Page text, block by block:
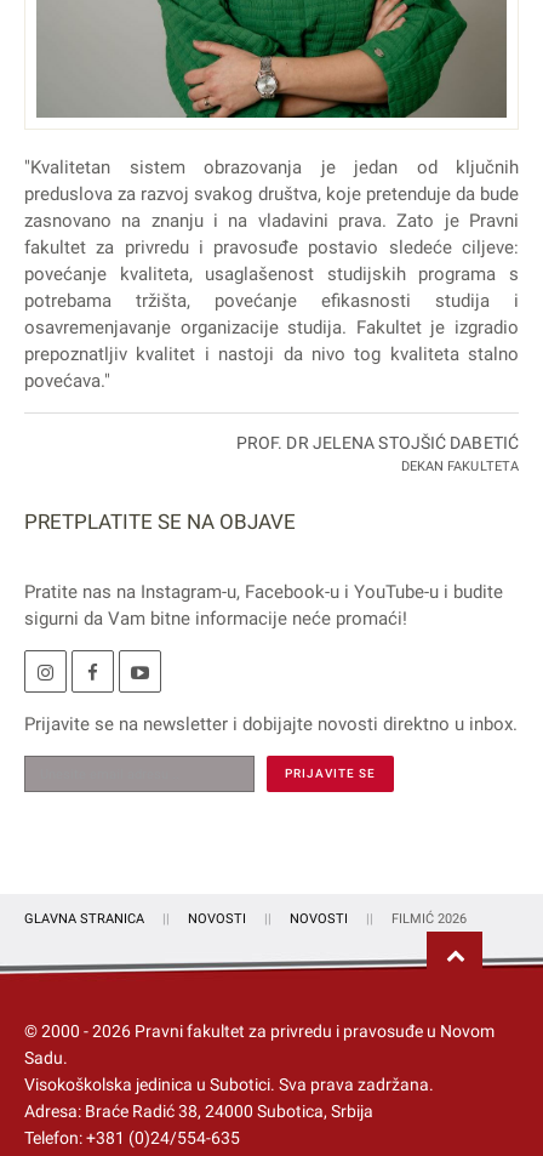
"Kvalitetan sistem obrazovanja je jedan od ključnih
preduslova za razvoj svakog društva, koje pretenduje da bude
zasnovano na znanju i na vladavini prava. Zato je Pravni
fakultet za privredu i pravosuđe postavio sledeće ciljeve:
povećanje kvaliteta, usaglašenost studijskih programa s
potrebama tržišta, povećanje efikasnosti studija i
osavremenjavanje organizacije studija. Fakultet je izgradio
prepoznatljiv kvalitet i nastoji da nivo tog kvaliteta stalno
povećava."
PROF. DR JELENA STOJŠIĆ DABETIĆ
DEKAN FAKULTETA
PRETPLATITE SE NA OBJAVE
Pratite nas na Instagram-u, Facebook-u i YouTube-u i budite
sigurni da Vam bitne informacije neće promaći!
Prijavite se na newsletter i dobijajte novosti direktno u inbox.
GLAVNA STRANICA NOVOSTI NOVOSTI FILMIĆ 2026
© 2000 -2026 Pravni fakultet za privredu i pravosuđe u Novom
Sadu.
Visokoškolska jedinica u Subotici. Sva prava zadržana.
Adresa: Braće Radić 38, 24000 Subotica, Srbija
Telefon:+381 (0)24/554-635